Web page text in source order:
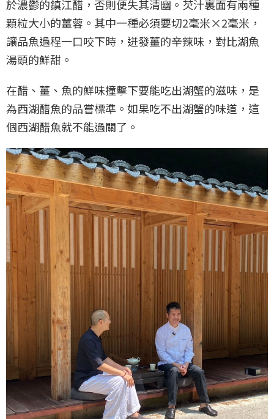
於濃鬱的鎮江醋，否則便失其清幽。芡汁裏面有兩種
顆粒大小的薑蓉。其中一種必須要切2毫米×2毫米，
讓品魚過程一口咬下時，迸發薑的辛辣味，對比湖魚
湯頭的鮮甜。
在醋、薑、魚的鮮味撞擊下要能吃出湖蟹的滋味，是
為西湖醋魚的品嘗標準。如果吃不出湖蟹的味道，這
個西湖醋魚就不能過關了。